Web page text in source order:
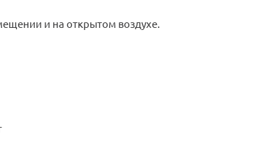
и на открытом воздухе.